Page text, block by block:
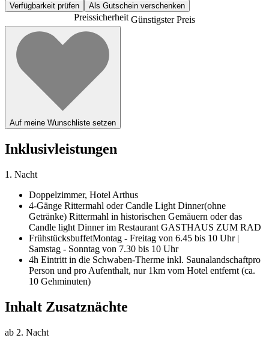
Verfügbarkeit prüfen Als Gutschein verschenken
PreissicherheitGünstigster Preis
Auf meine Wunschliste setzen
Inklusivleistungen
1. Nacht
Doppelzimmer, Hotel Arthus
4-Gänge Rittermahl oder Candle Light Dinner(ohne
Getränke) Rittermahl in historischen Gemäuern oder das
Candle light Dinner im Restaurant GASTHAUS ZUM RAD
FrühstücksbuffetMontag - Freitag von 6.45 bis 10 Uhr |
Samstag - Sonntag von 7.30 bis 10 Uhr
4h Eintritt in die Schwaben-Therme inkl. Saunalandschaftpro
Person und pro Aufenthalt, nur 1km vom Hotel entfernt (ca.
10 Gehminuten)
Inhalt Zusatznächte
ab 2. Nacht